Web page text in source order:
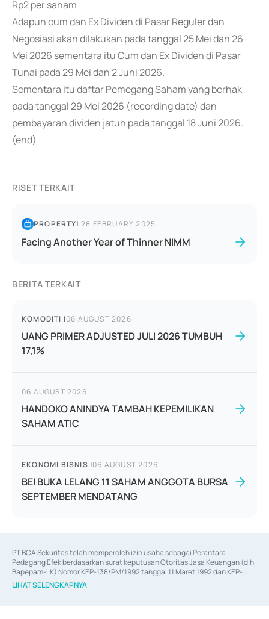
Rp2 per saham
Adapun cum dan Ex Dividen di Pasar Reguler dan
Negosiasi akan dilakukan pada tanggal 25 Mei dan 26
Mei 2026 sementara itu Cum dan Ex Dividen di Pasar
Tunai pada 29 Mei dan 2 Juni 2026.
Sementara itu daftar Pemegang Saham yang berhak
pada tanggal 29 Mei 2026 (recording date) dan
pembayaran dividen jatuh pada tanggal 18 Juni 2026.
(end)
RISET TERKAIT
PROPERTY|28 FEBRUARY 2025
Facing Another Year of Thinner NIMM
BERITA TERKAIT
KOMODITI |06 AUGUST 2026
UANG PRIMER ADJUSTED JULI 2026 TUMBUH
17,1%
06 AUGUST 2026
HANDOKO ANINDYA TAMBAH KEPEMILIKAN
SAHAM ATIC
EKONOMI BISNIS |06 AUGUST 2026
BEI BUKA LELANG 11 SAHAM ANGGOTA BURSA
SEPTEMBER MENDATANG
PT BCA Sekuritas telah memperoleh izin usaha sebagai Perantara
Pedagang Efek berdasarkan surat keputusan Otoritas Jasa Keuangan (d.h
Bapepam-LK) Nomor KEP-138/PM/1992 tanggal 11 Maret 1992 dan KEP-
06/D.04/2014 tanggal 28 Februari 2014, izin usaha sebagai Penjamin Emisi
Efek berdasarkan surat keputusan Otoritas Jasa Keuangan Nomor KEP-
LIHAT SELENGKAPNYA